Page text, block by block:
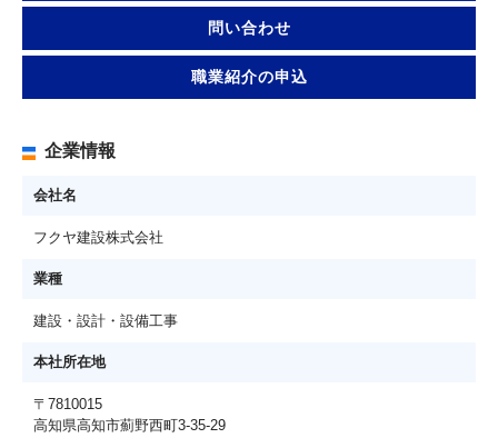
問い合わせ
職業紹介の申込
企業情報
会社名
フクヤ建設株式会社
業種
建設・設計・設備工事
本社所在地
〒7810015
高知県高知市薊野西町3-35-29